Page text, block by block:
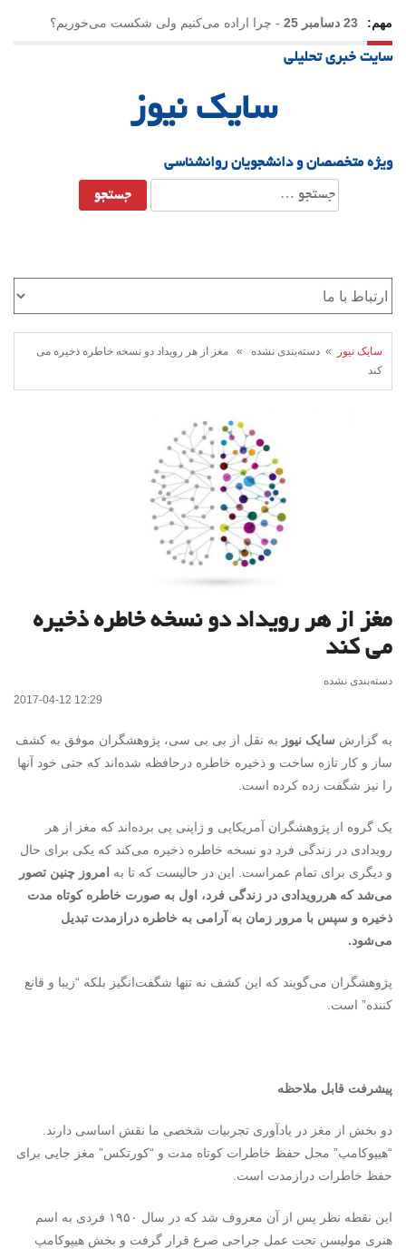
مهم: 23 دسامبر 25 - چرا اراده می‌کنیم ولی شکست می‌خوریم؟
21 دسامبر 25
سایت خبری تحلیلی
سایک نیوز
ویژه متخصصان و دانشجویان روانشناسی
جستجو
برای:
سایک نیوز
» دسته‌بندی نشده » مغز از هر رویداد دو نسخه خاطره ذخیره می
کند
مغز از هر رویداد دو نسخه خاطره ذخیره
می کند
دسته‌بندی نشده
2017-04-12 12:29
به گزارش سایک نیوز به نقل از بی بی سی، پژوهشگران موفق به کشف
ساز و کار تازه ساخت و ذخیره خاطره درحافظه شده‌اند که حتی خود آنها
را نیز شگفت زده کرده است.
یک گروه از پژوهشگران آمریکایی و ژاپنی پی برده‌اند که مغز از هر
رویدادی در زندگی فرد دو نسخه خاطره ذخیره می‌کند که یکی برای حال
و دیگری برای تمام عمراست. این در حالیست که تا به
امروز چنین تصور
می‌شد که هررویدادی در زندگی فرد، اول به صورت خاطره کوتاه مدت
ذخیره و سپس با مرور زمان به آرامی به خاطره درازمدت تبدیل
می‌شود.
پژوهشگران می‌گویند که این کشف نه تنها شگفت‌انگیز بلکه “زیبا و قانع
کننده” است.
پیشرفت قابل ملاحظه
دو بخش از مغز در یادآوری تجربیات شخصی ما نقش اساسی دارند.
“هیپوکامپ” محل حفظ خاطرات کوتاه مدت و “کورتکس” مغز جایی برای
حفظ خاطرات درازمدت است.
این نقطه نظر پس از آن معروف شد که در سال ۱۹۵۰ فردی به اسم
هنری مولیسن تحت عمل جراحی صرع قرار گرفت و بخش هیپوکامپ